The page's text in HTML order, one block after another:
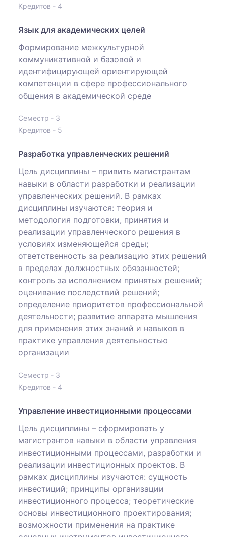
Кредитов - 4
Язык для академических целей
Формирование межкультурной
коммуникативной и базовой и
идентифицирующей ориентирующей
компетенции в сфере профессионального
общения в академической среде
Семестр - 3
Кредитов - 5
Разработка управленческих решений
Цель дисциплины – привить магистрантам
навыки в области разработки и реализации
управленческих решений. В рамках
дисциплины изучаются: теория и
методология подготовки, принятия и
реализации управленческого решения в
условиях изменяющейся среды;
ответственность за реализацию этих решений
в пределах должностных обязанностей;
контроль за исполнением принятых решений;
оценивание последствий решений;
определение приоритетов профессиональной
деятельности; развитие аппарата мышления
для применения этих знаний и навыков в
практике управления деятельностью
организации
Семестр - 3
Кредитов - 4
Управление инвестиционными процессами
Цель дисциплины – сформировать у
магистрантов навыки в области управления
инвестиционными процессами, разработки и
реализации инвестиционных проектов. В
рамках дисциплины изучаются: сущность
инвестиций; принципы организации
инвестиционного процесса; теоретические
основы инвестиционного проектирования;
возможности применения на практике